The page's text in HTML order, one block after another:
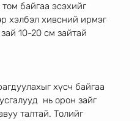
байгаа эсэхийг
хэлбэл хивсний ирмэг
10-20 см зайтай
хүсч байгаа
нь орон зайг
талтай. Толийг